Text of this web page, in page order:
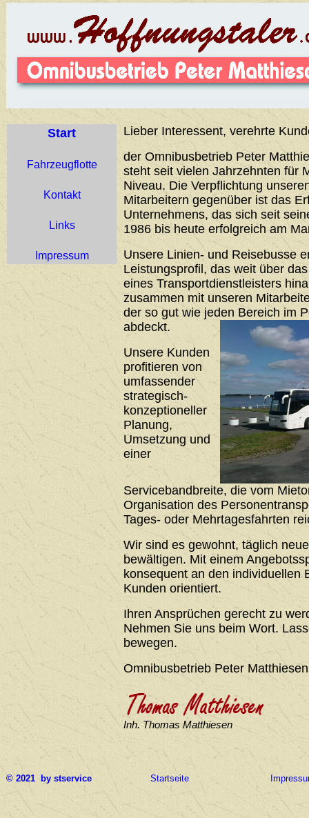
Start
Fahrzeugflotte
Kontakt
Links
Impressum
Lieber Interessent, verehrte
der Omnibusbetrieb Peter
steht seit vielen Jahrzehnten für
Niveau. Die Verpflichtung
Mitarbeitern gegenüber ist das
Unternehmens, das sich seit
1986 bis heute erfolgreich am
Unsere Linien- und Reisebusse
Leistungsprofil, das weit über
eines Transportdienstleisters
zusammen mit unseren
der so gut wie jeden Bereich im
abdeckt.
Unsere Kunden
profitieren von
umfassender
strategisch-
konzeptioneller
Planung,
Umsetzung und
einer
Servicebandbreite, die vom
Organisation des
Tages- oder Mehrtagesfahrten
Wir sind es gewohnt, täglich
bewältigen. Mit einem
konsequent an den individuellen
Kunden orientiert.
Ihren Ansprüchen gerecht zu
Nehmen Sie uns beim Wort.
bewegen.
Omnibusbetrieb Peter Matthiesen
Inh. Thomas Matthiesen
© 2021 by stservice Startseite